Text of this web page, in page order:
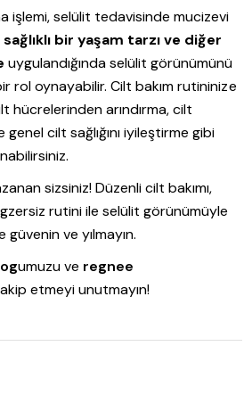
işlemi, selülit tedavisinde mucizevi
sağlıklı bir yaşam tarzı ve diğer
uygulandığında selülit görünümünü
rol oynayabilir. Cilt bakım rutininize
hücrelerinden arındırma, cilt
cilt sağlığını iyileştirme gibi
sizsiniz! Düzenli cilt bakımı,
rutini ile selülit görünümüyle
ve yılmayın.
umuzu ve regnee
etmeyi unutmayın!